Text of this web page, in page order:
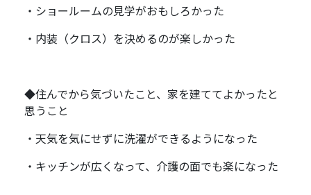
・ショールームの見学がおもしろかった
・内装（クロス）を決めるのが楽しかった
◆住んでから気づいたこと、家を建ててよかったと
思うこと
・天気を気にせずに洗濯ができるようになった
・キッチンが広くなって、介護の面でも楽になった